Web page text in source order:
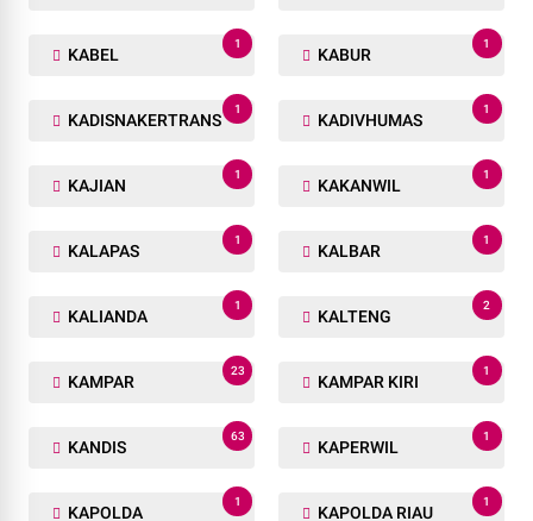
KABEL
1
KABUR
1
KADISNAKERTRANS
1
KADIVHUMAS
1
KAJIAN
1
KAKANWIL
1
KALAPAS
1
KALBAR
1
KALIANDA
1
KALTENG
2
KAMPAR
23
KAMPAR KIRI
1
KANDIS
63
KAPERWIL
1
KAPOLDA
1
KAPOLDA RIAU
1